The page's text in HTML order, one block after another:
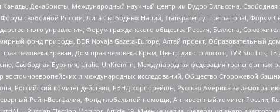
Декабристы, Международный научный центр им Вудро Вильсона, Свободная
свободной России, Лига Свободных Наций, Transparеncy International, Форум
управления, Форум гражданского общества Россия, Беллона, Союз
фонд природы, BDR Novaja Gazeta-Europe, Алтай проект, Образовательный
человека Ереван, Дом прав человека Крым, Центр дикого лосося, TVR Studios,
Свободная Бурятия, Uralic, UnKremlin, Международная федерация транспортных
восточноевропейских и международных исследований, Общество Сторожевой
Российский комитет действия, РЭНД корпорейшн, Русская Америка за
Рейн-Вестфалия, Фонд глобальной помощи, Антивоенный комитет России,